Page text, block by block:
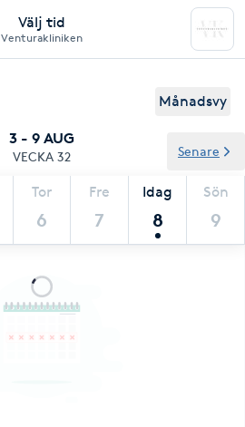
Välj tid
Venturakliniken
Månadsvy
3 - 9 AUG
VECKA 32
Tor
6
Fre
7
Idag
8
Sön
9
Senare